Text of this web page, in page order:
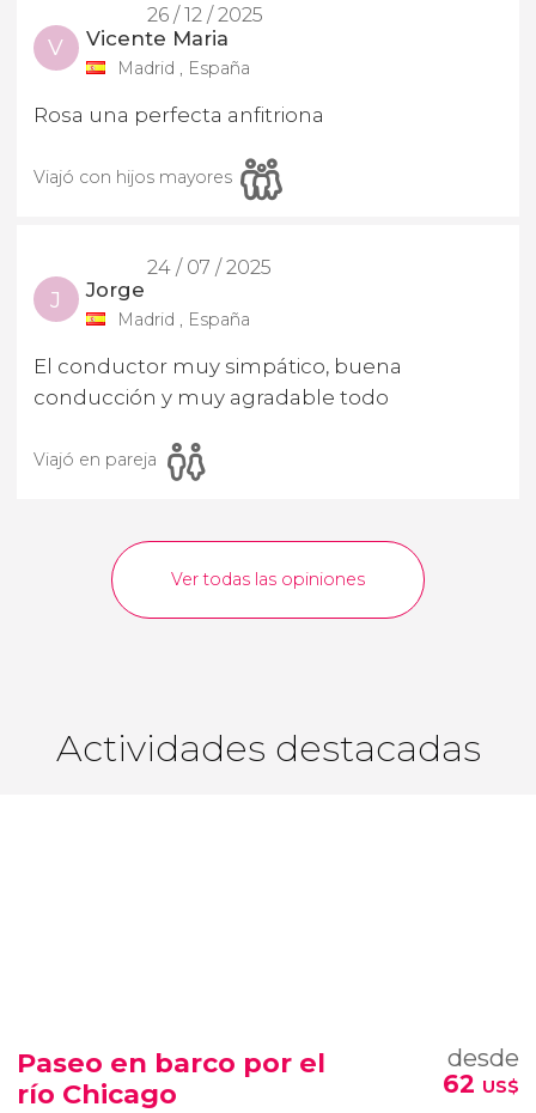
26 / 12 / 2025
V Vicente Maria
Madrid , España
Rosa una perfecta anfitriona
Viajó con hijos mayores
24 / 07 / 2025
J Jorge
Madrid , España
El conductor muy simpático, buena
conducción y muy agradable todo
Viajó en pareja
Ver todas las opiniones
Actividades destacadas
Paseo en barco por el
río Chicago
desde
62 US$